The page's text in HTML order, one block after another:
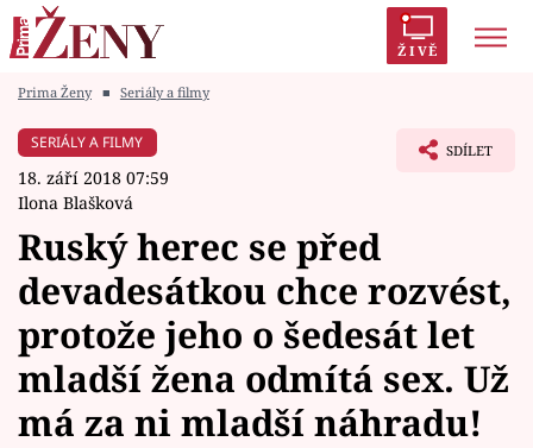
ŽIVĚ
Módní alarm
Témata
Celebrity
Vztahy
Prima Ženy ■ Seriály a filmy
SERIÁLY A FILMY
18. září 2018 07:59
Ilona Blašková
SDÍLET
Ruský herec se před
devadesátkou chce rozvést,
protože jeho o šedesát let
mladší žena odmítá sex. Už
má za ni mladší náhradu!